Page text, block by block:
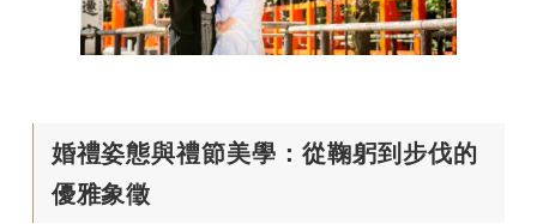
婚禮姿態與禮節美學：從鞠躬到步伐的
優雅象徵